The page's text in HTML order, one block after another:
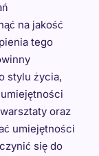
na jakość
tego
stylu życia,
oraz
umiejętności
się do